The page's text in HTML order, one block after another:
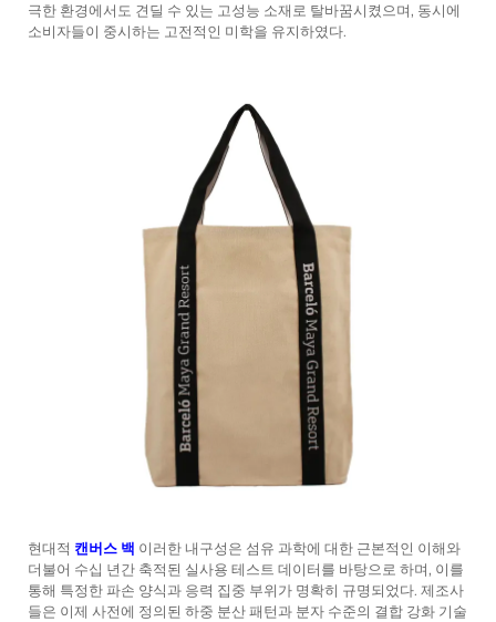
극한 환경에서도 견딜 수 있는 고성능 소재로 탈바꿈시켰으며, 동시에
소비자들이 중시하는 고전적인 미학을 유지하였다.
현대적 캔버스 백 이러한 내구성은 섬유 과학에 대한 근본적인 이해와
더불어 수십 년간 축적된 실사용 테스트 데이터를 바탕으로 하며, 이를
통해 특정한 파손 양식과 응력 집중 부위가 명확히 규명되었다. 제조사
들은 이제 사전에 정의된 하중 분산 패턴과 분자 수준의 결합 강화 기술